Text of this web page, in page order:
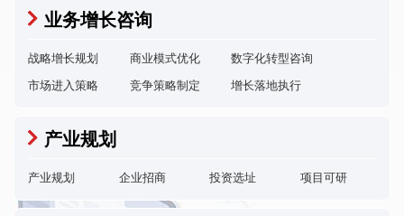
业务增长咨询
战略增长规划
市场进入策略
商业模式优化
竞争策略制定
数字化转型咨询
增长落地执行
产业规划
产业规划 企业招商 投资选址 项目可研